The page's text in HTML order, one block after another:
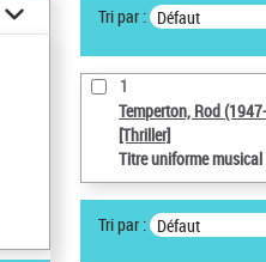
Tri par : Défaut
1
Temperton, Rod
[Thriller]
Titre uniforme musical
Tri par : Défaut